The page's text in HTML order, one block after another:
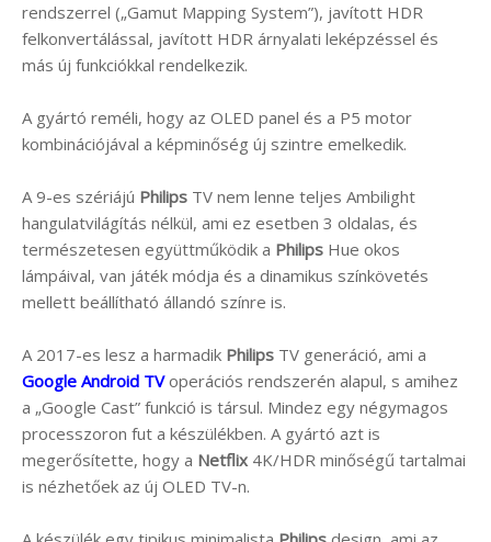
rendszerrel („Gamut Mapping System”), javított HDR
felkonvertálással, javított HDR árnyalati leképzéssel és
más új funkciókkal rendelkezik.
A gyártó reméli, hogy az OLED panel és a P5 motor
kombinációjával a képminőség új szintre emelkedik.
A 9-es szériájú Philips TV nem lenne teljes Ambilight
hangulatvilágítás nélkül, ami ez esetben 3 oldalas, és
természetesen együttműködik a Philips Hue okos
lámpáival, van játék módja és a dinamikus színkövetés
mellett beállítható állandó színre is.
A 2017-es lesz a harmadik Philips TV generáció, ami a
Google Android TVoperációs rendszerén alapul, s amihez
a „Google Cast” funkció is társul. Mindez egy négymagos
processzoron fut a készülékben. A gyártó azt is
megerősítette, hogy a Netflix4K/HDR minőségű tartalmai
is nézhetőek az új OLED TV-n.